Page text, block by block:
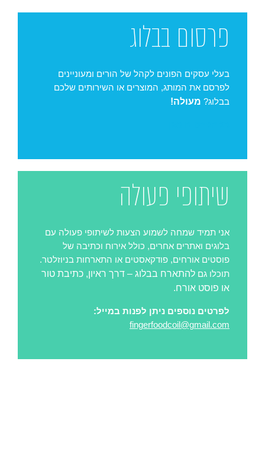
פרסום בבלוג
בעלי עסקים הפונים לקהל של הורים ומעוניינים
לפרסם את המותג, המוצרים או השירותים שלכם
בבלוג? מעולה!
שיתופי פעולה
אני תמיד שמחה לשמוע הצעות לשיתופי פעולה עם
בלוגים ואתרים אחרים, כולל אירוח וכתיבה של
פוסטים אורחים, פודקאסטים או התארחות בניוזלטר.
תוכלו גם להתארח בבלוג – דרך ראיון, כתיבת טור
או פוסט אורח.
לפרטים נוספים ניתן לפנות במייל:
fingerfoodcoil@gmail.com